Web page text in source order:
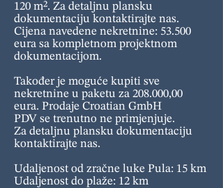
120 m². Za detaljnu plansku
dokumentaciju kontaktirajte nas.
Cijena navedene nekretnine: 53.500
eura sa kompletnom projektnom
dokumentacijom.
Također je moguće kupiti sve
nekretnine u paketu za 208.000,00
eura. Prodaje Croatian GmbH
PDV se trenutno ne primjenjuje.
Za detaljnu plansku dokumentaciju
kontaktirajte nas.
Udaljenost od zračne luke Pula: 15 km
Udaljenost do plaže: 12 km